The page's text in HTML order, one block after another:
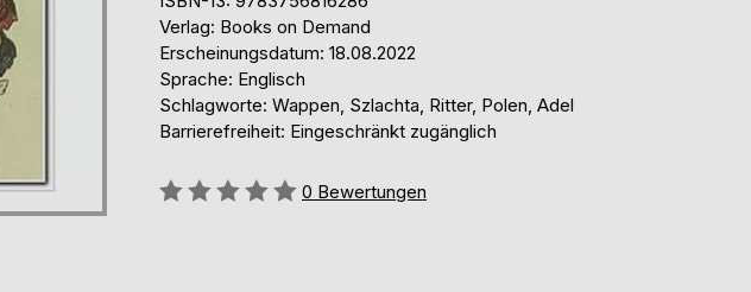
Verlag: Books on Demand
Erscheinungsdatum: 18.08.2022
Sprache: Englisch
Schlagworte: Wappen, Szlachta, Ritter, Polen, Adel
Barrierefreiheit: Eingeschränkt zugänglich
Bewertung::
0 Bewertungen